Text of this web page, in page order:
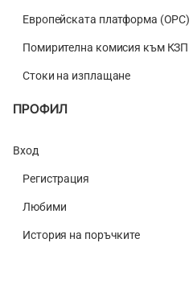
Европейската платформа (ОРС)
Помирителна комисия към КЗП
Стоки на изплащане
ПРОФИЛ
Вход
Регистрация
Любими
История на поръчките